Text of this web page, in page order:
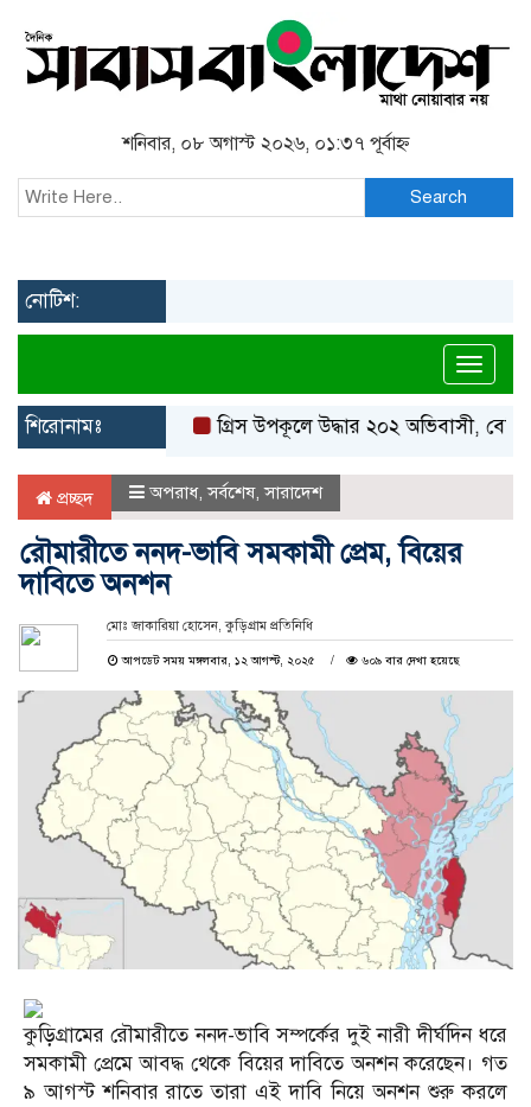
শনিবার, ০৮ অগাস্ট ২০২৬, ০১:৩৭ পূর্বাহ্ন
Search
নোটিশ:
শিরোনামঃ গ্রিস উপকূলে উদ্ধার ২০২ অভিবাসী, বেশিরভাগই
প্রচ্ছদ অপরাধ,সর্বশেষ,সারাদেশ
রৌমারীতে ননদ-ভাবি সমকামী প্রেম, বিয়ের
দাবিতে অনশন
মোঃ জাকারিয়া হোসেন, কুড়িগ্রাম প্রতিনিধি
আপডেট সময় মঙ্গলবার, ১২ আগস্ট, ২০২৫ ৬০৯ বার দেখা হয়েছে
কুড়িগ্রামের রৌমারীতে ননদ-ভাবি সম্পর্কের দুই নারী দীর্ঘদিন ধরে
সমকামী প্রেমে আবদ্ধ থেকে বিয়ের দাবিতে অনশন করেছেন। গত
৯ আগস্ট শনিবার রাতে তারা এই দাবি নিয়ে অনশন শুরু করলে